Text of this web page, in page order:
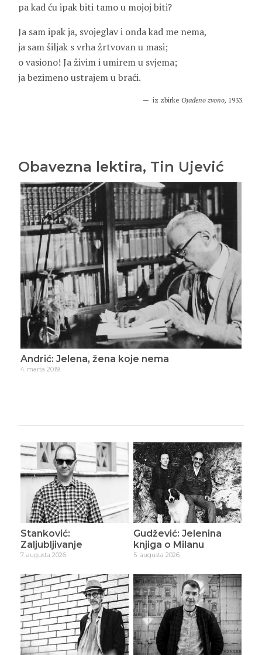
pa kad ću ipak biti tamo u mojoj biti?
Ja sam ipak ja, svojeglav i onda kad me nema,
ja sam šiljak s vrha žrtvovan u masi;
o vasiono! Ja živim i umirem u svjema;
ja bezimeno ustrajem u braći.
iz zbirke Ojađeno zvono, 1933.
Obavezna lektira, Tin Ujević
Andrić: Jelena, žena koje nema
4. marta 2019.
Stanković:
Zaljubljivanje
7. augusta 2026.
Gudžević: Jelenina
knjiga o Milanu
5. augusta 2026.